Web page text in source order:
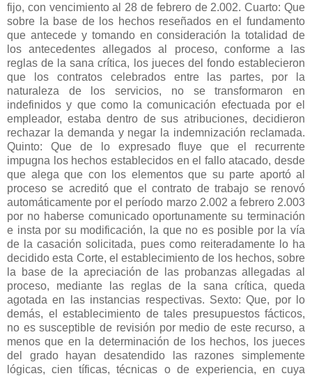
fijo, con vencimiento al 28 de febrero de 2.002. Cuarto: Que
sobre la base de los hechos reseñados en el fundamento
que antecede y tomando en consideración la totalidad de
los antecedentes allegados al proceso, conforme a las
reglas de la sana crítica, los jueces del fondo establecieron
que los contratos celebrados entre las partes, por la
naturaleza de los servicios, no se transformaron en
indefinidos y que como la comunicación efectuada por el
empleador, estaba dentro de sus atribuciones, decidieron
rechazar la demanda y negar la indemnización reclamada.
Quinto: Que de lo expresado fluye que el recurrente
impugna los hechos establecidos en el fallo atacado, desde
que alega que con los elementos que su parte aportó al
proceso se acreditó que el contrato de trabajo se renovó
automáticamente por el período marzo 2.002 a febrero 2.003
por no haberse comunicado oportunamente su terminación
e insta por su modificación, la que no es posible por la vía
de la casación solicitada, pues como reiteradamente lo ha
decidido esta Corte, el establecimiento de los hechos, sobre
la base de la apreciación de las probanzas allegadas al
proceso, mediante las reglas de la sana crítica, queda
agotada en las instancias respectivas. Sexto: Que, por lo
demás, el establecimiento de tales presupuestos fácticos,
no es susceptible de revisión por medio de este recurso, a
menos que en la determinación de los hechos, los jueces
del grado hayan desatendido las razones simplemente
lógicas, cien tíficas, técnicas o de experiencia, en cuya